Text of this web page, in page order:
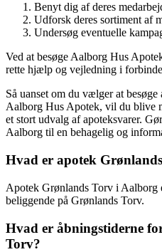
Benyt dig af deres
Udforsk deres sortiment af
Undersøg eventuelle
Ved at besøge Aalborg Hus
rette hjælp og vejledning i
Så uanset om du vælger at
Aalborg Hus Apotek, vil du blive
et stort udvalg af apoteksvarer.
Aalborg til en behagelig og
Hvad er apotek
Apotek Grønlands Torv i Aalborg
beliggende på Grønlands Torv.
Hvad er åbningstiderne
Torv?